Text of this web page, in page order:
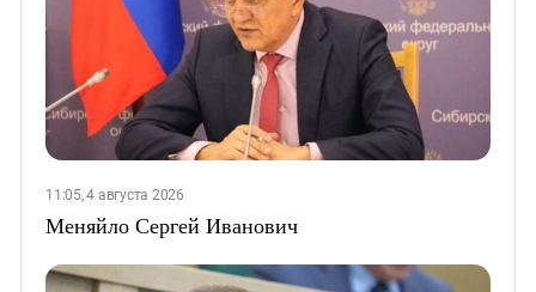
11:05, 4 августа 2026
Меняйло Сергей Иванович